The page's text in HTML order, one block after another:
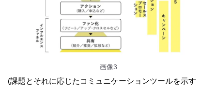
画像3
(課題とそれに応じたコミュニケーションツールを示す